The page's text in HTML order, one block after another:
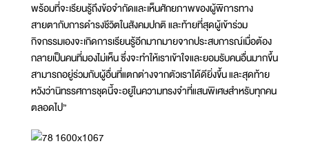
พร้อมที่จะเรียนรู้ถึงข้อจำกัดและเห็นศักยภาพของผู้พิการทาง
สายตากับการดำรงชีวิตในสังคมปกติ และท้ายที่สุดผู้เข้าร่วม
กิจกรรมเองจะเกิดการเรียนรู้อีกมากมายจากประสบการณ์เมื่อต้อง
กลายเป็นคนที่มองไม่เห็น ซึ่งจะทำให้เราเข้าใจและยอมรับคนอื่นมากขึ้น
สามารถอยู่ร่วมกับผู้อื่นที่แตกต่างจากตัวเราได้ดียิ่งขึ้น และสุดท้าย
หวังว่านิทรรศการชุดนี้จะอยู่ในความทรงจำที่แสนพิเศษสำหรับทุกคน
ตลอดไป”